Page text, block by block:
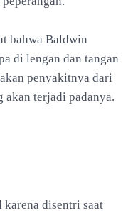
bahwa Baldwin
di lengan dan tangan
penyakitnya dari
akan terjadi padanya.
disentri saat